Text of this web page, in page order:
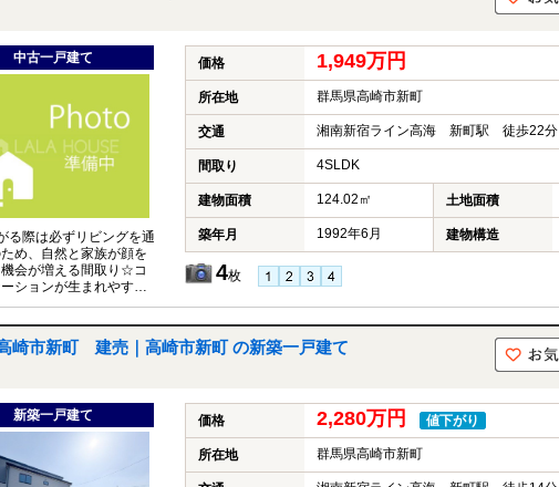
中古一戸建て
る際は必ずリビングを通
め、自然と家族が顔を
会が増える間取り☆コ
ションが生まれやすい
ると嬉しい納戸付き◎
価格 1,949万円
所在地 群馬県高崎市新町
交通 湘南新宿ライン高海 新町駅 徒歩22分
間取り 4SLDK
建物面積 124.02㎡ 土地面積
築年月 1992年6月 建物構造
4枚
崎市新町 建売｜高崎市新町 の新築一戸建て
新築一戸建て 価格 2,280万円 値下がり
所在地 群馬県高崎市新町